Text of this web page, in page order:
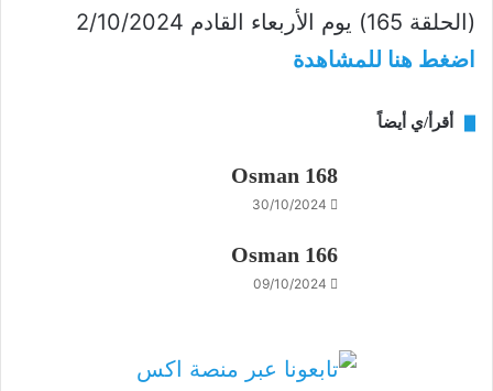
(الحلقة 165) يوم الأربعاء القادم 2/10/2024
اضغط هنا للمشاهدة
أقرأ/ي أيضاً
Osman 168
30/10/2024
Osman 166
09/10/2024